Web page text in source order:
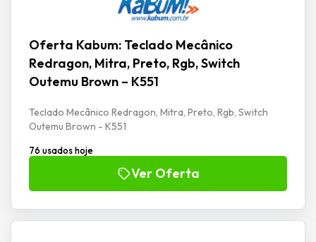
Oferta Kabum: Teclado Mecânico
Redragon, Mitra, Preto, Rgb, Switch
Outemu Brown – K551
Teclado Mecânico Redragon, Mitra, Preto, Rgb, Switch
Outemu Brown - K551
76 usados hoje
Ver Oferta